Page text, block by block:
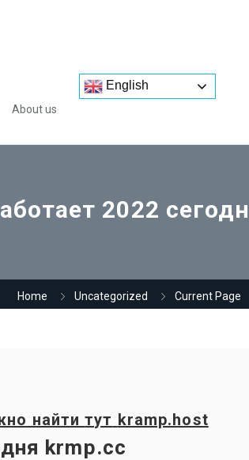
About us
English
2022
Home Uncategorized Current Page
найтитут kramp.host
krmp.cc